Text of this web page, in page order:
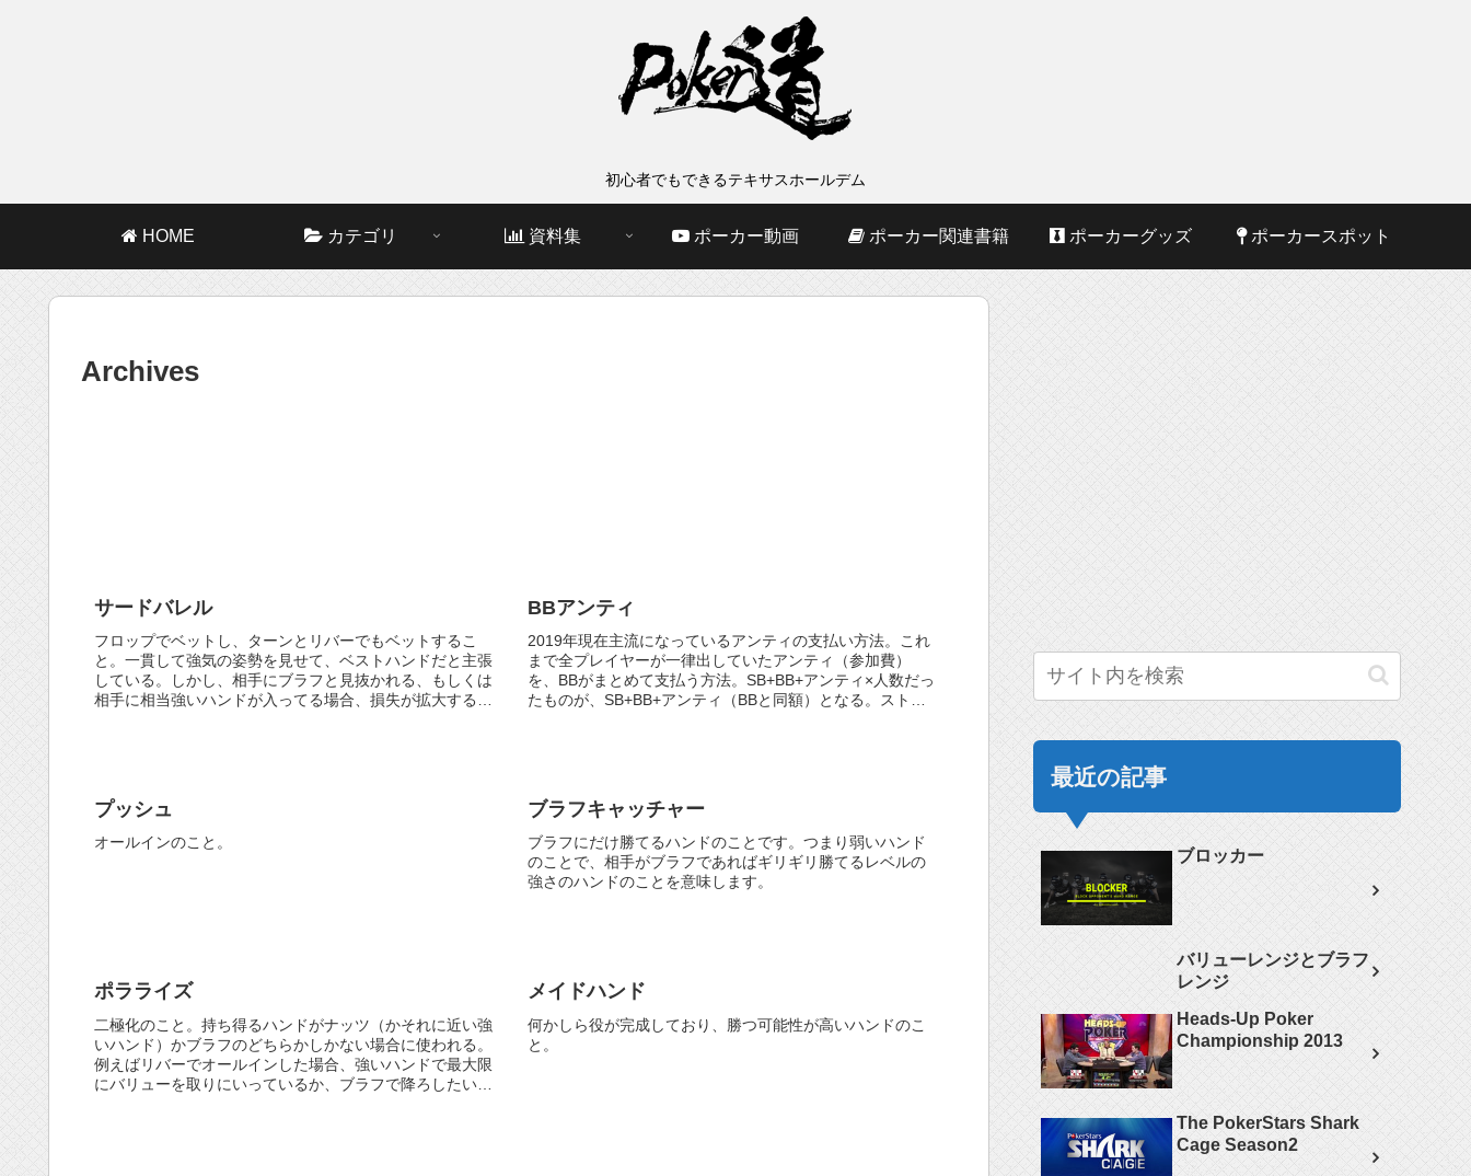
初心者でもできるテキサスホールデム
HOME カテゴリ 資料集 ポーカー動画 ポーカー関連書籍 ポーカーグッズ ポーカースポット
Archives
サードバレル
フロップでベットし、ターンとリバーでもベットするこ
と。一貫して強気の姿勢を見せて、ベストハンドだと主張
している。しかし、相手にブラフと見抜かれる、もしくは
相手に相当強いハンドが入ってる場合、損失が拡大する諸
BBアンティ
2019年現在主流になっているアンティの支払い方法。これ
まで全プレイヤーが一律出していたアンティ（参加費）
を、BBがまとめて支払う方法。SB+BB+アンティ×人数だっ
たものが、SB+BB+アンティ（BBと同額）となる。ストラ
プッシュ
オールインのこと。
ブラフキャッチャー
ブラフにだけ勝てるハンドのことです。つまり弱いハンド
のことで、相手がブラフであればギリギリ勝てるレベルの
強さのハンドのことを意味します。
ポラライズ
二極化のこと。持ち得るハンドがナッツ（かそれに近い強
いハンド）かブラフのどちらかしかない場合に使われる。
例えばリバーでオールインした場合、強いハンドで最大限
にバリューを取りにいっているか、ブラフで降ろしたいか
メイドハンド
何かしら役が完成しており、勝つ可能性が高いハンドのこ
と。
最近の記事
ブロッカー
バリューレンジとブラフ
レンジ
Heads-Up Poker
Championship 2013
The PokerStars Shark
Cage Season2